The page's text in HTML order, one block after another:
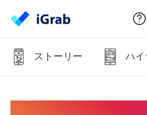
ストーリー ハイ